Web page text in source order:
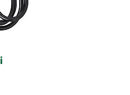
sisältää kuvitetun ohjekirjasen
latauskaapelin.
n. 11 cm